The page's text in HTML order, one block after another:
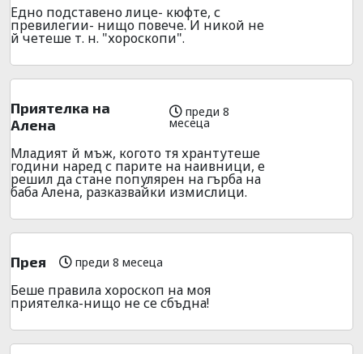
Едно подставено лице- кюфте, с
превилегии- нищо повече. И никой не
й четеше т. н. "хороскопи".
Приятелка на
Алена
преди 8
месеца
Младият й мъж, когото тя хрантутеше
години наред с парите на наивници, е
решил да стане популярен на гърба на
баба Алена, разказвайки измислици.
Прея преди 8 месеца
Беше правила хороскоп на моя
приятелка-нищо не се сбъдна!